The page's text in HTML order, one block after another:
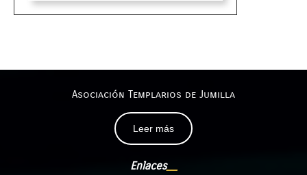
Asociación Templarios de Jumilla
Leer más
Enlaces